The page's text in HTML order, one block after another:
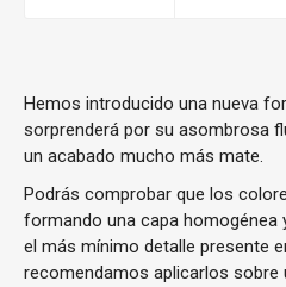
Hemos introducido una nueva
sorprenderá por su asombrosa
un acabado mucho más mate.
Podrás comprobar que los
formando una capa homogénea
el más mínimo detalle presente
recomendamos aplicarlos sobre